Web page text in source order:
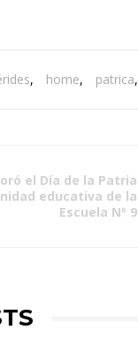
, home, patrica,
el Día de la Patria
educativa de la
Escuela Nº 9